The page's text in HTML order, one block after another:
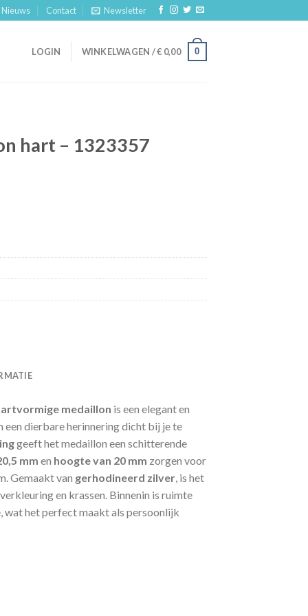
Nieuws Contact Newsletter
LOGIN WINKELWAGEN /€ 0,00 0
hart – 1323357
medaillon is een elegant en
een dierbare herinnering dicht bij je te
geeft het medaillon een schitterende
mm en hoogte van 20 mm zorgen voor
Gemaakt van gerhodineerd zilver, is het
en krassen. Binnenin is ruimte
wat het perfect maakt als persoonlijk